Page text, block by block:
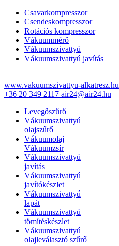
Csavarkompresszor
Csendeskompresszor
Rotációs kompresszor
Vákuummérő
Vákuumszivattyú
Vákuumszivattyú javítás
www.vakuumszivattyu-alkatresz.hu
+36 20 349 2117 air24@air24.hu
Levegőszűrő
Vákuumszivattyú
olajszűrő
Vákuumolaj
Vákuumzsír
Vákuumszivattyú
javítás
Vákuumszivattyú
javítókészlet
Vákuumszivattyú
lapát
Vákuumszivattyú
tömítéskészlet
Vákuumszivattyú
olajleválasztó szűrő